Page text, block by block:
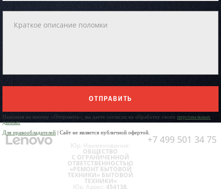
ОТПРАВИТЬ
Нажимая на кнопку «Отправить», вы даете согласие на обработку своих персональных
данных
Для правообладателей | Сайт не является публичной офертой.
+7 499 501 34 75
Юр. Наименование:
ОБЩЕСТВО
С ОГРАНИЧЕННОЙ
ОТВЕТСТВЕННОСТЬЮ
«РЕМОНТ БЫТОВОЙ
ТЕХНИКИ» БЫТОВОЙ
ТЕХНИКИ»
Юр. Адрес: 454138,